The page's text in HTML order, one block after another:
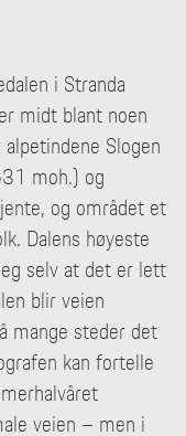
i Stranda
midt blant noen
Slogen
moh.) og
og området et
Dalens høyeste
selv at det er lett
blir veien
mange steder det
kan fortelle
veien – men i